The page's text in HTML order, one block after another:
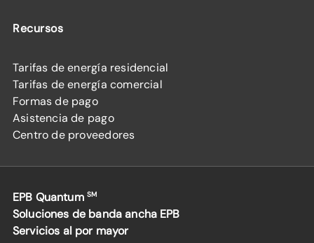
Recursos
Tarifas de energía residencial
Tarifas de energía comercial
Formas de pago
Asistencia de pago
Centro de proveedores
EPB Quantum SM
Soluciones de banda ancha EPB
Servicios al por mayor